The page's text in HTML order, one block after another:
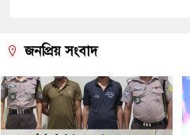
জনপ্রিয় সংবাদ